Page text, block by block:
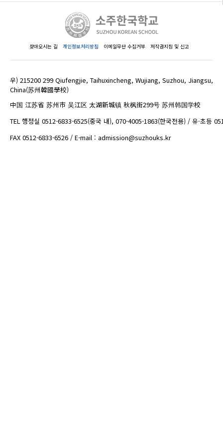
찾아오시는 길 개인정보처리방침 이메일무단 수집거부 저작권지침 및 신고
우) 215200 299 Qiufengjie, Taihuxincheng, Wujiang, Suzhou, Jiangsu,
China(苏州韓國學校)
中国 江苏省 苏州市 吴江区 太湖新城镇 秋枫街299号 苏州韩国学校
TEL 행정실 0512-6833-6525(중국 내), 070-4005-1863(한국전용) / 유·초등
FAX 0512-6833-6526 / E-mail : admission@suzhouks.kr